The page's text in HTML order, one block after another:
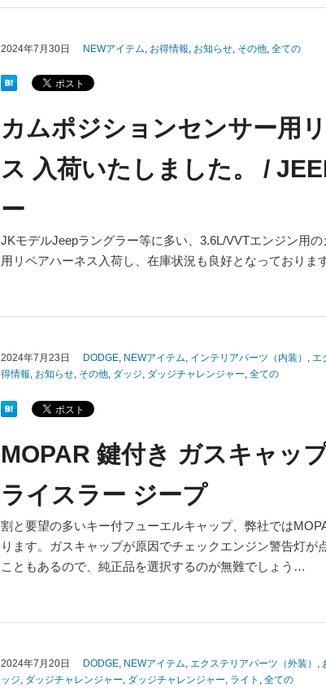
2024年7月30日 NEWアイテム お得情報 お知らせ その他 全ての
カムポジションセンサー用
ス 入荷いたしました。 /
ー
JKモデルJeepラングラー等に多い、3.6L/VVTエンジン用
用リペアハーネス入荷し、在庫状況も良好となっておりま
2024年7月23日 DODGE, NEWアイテム, インテリアパーツ（内装） , エ
得情報, お知らせ, その他, ダッジ, ダッジチャレンジャー, 全ての
MOPAR 鍵付き ガスキャッ
ライスラー ジープ
割と要望の多いキー付フューエルキャップ、弊社では
ります。ガスキャップが原因でチェックエンジン警告灯
こともあるので、純正品を選択するのが無難でしょう…
2024年7月20日 DODGE NEWアイテム エクステリアパーツ（外装）
ッジ ダッジチャレンジャー ダッジチャレンジャー ライト 全ての